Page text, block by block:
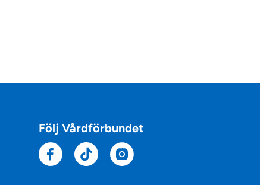
Följ Vårdförbundet